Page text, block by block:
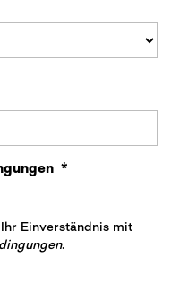
*
Einverständnis mit
.